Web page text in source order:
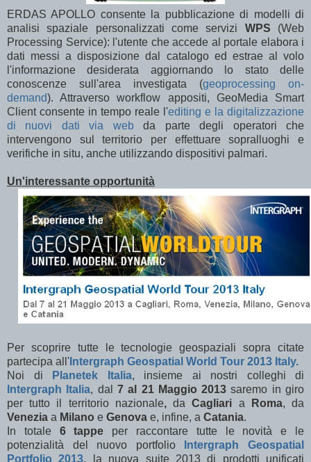
ERDAS APOLLO consente la pubblicazione di modelli di
analisi spaziale personalizzati come servizi WPS (Web
Processing Service): l'utente che accede al portale elabora i
dati messi a disposizione dal catalogo ed estrae al volo
l'informazione desiderata aggiornando lo stato delle
conoscenze sull'area investigata (geoprocessing on-
demand). Attraverso workflow appositi, GeoMedia Smart
Client consente in tempo reale l'editing e la digitalizzazione
di nuovi dati via webda parte degli operatori che
intervengono sul territorio per effettuare sopralluoghi e
verifiche in situ, anche utilizzando dispositivi palmari.
Un'interessante opportunità
Per scoprire tutte le tecnologie geospaziali sopra citate
partecipa all' Intergraph Geospatial World Tour 2013 Italy.
Noi di
Planetek Italia, insieme ai nostri colleghi di
Intergraph Italia, dal 7 al 21 Maggio 2013 saremo in giro
per tutto il territorio nazionale,daCagliari a Roma, da
Venezia a Milano e Genova e, infine, a Catania.
In totale 6 tappe per raccontare tutte le novità e le
potenzialità del nuovo portfolio
Intergraph Geospatial
Portfolio 2013, la nuova suite 2013 di prodotti unificati